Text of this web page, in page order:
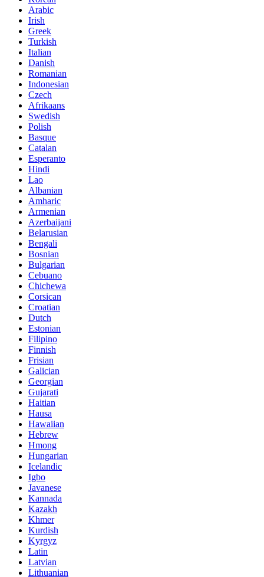
Arabic
Irish
Greek
Turkish
Italian
Danish
Romanian
Indonesian
Czech
Afrikaans
Swedish
Polish
Basque
Catalan
Esperanto
Hindi
Lao
Albanian
Amharic
Armenian
Azerbaijani
Belarusian
Bengali
Bosnian
Bulgarian
Cebuano
Chichewa
Corsican
Croatian
Dutch
Estonian
Filipino
Finnish
Frisian
Galician
Georgian
Gujarati
Haitian
Hausa
Hawaiian
Hebrew
Hmong
Hungarian
Icelandic
Igbo
Javanese
Kannada
Kazakh
Khmer
Kurdish
Kyrgyz
Latin
Latvian
Lithuanian